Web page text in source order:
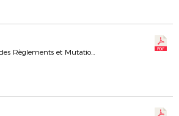
Commission Régionale des Règlements et Mutations